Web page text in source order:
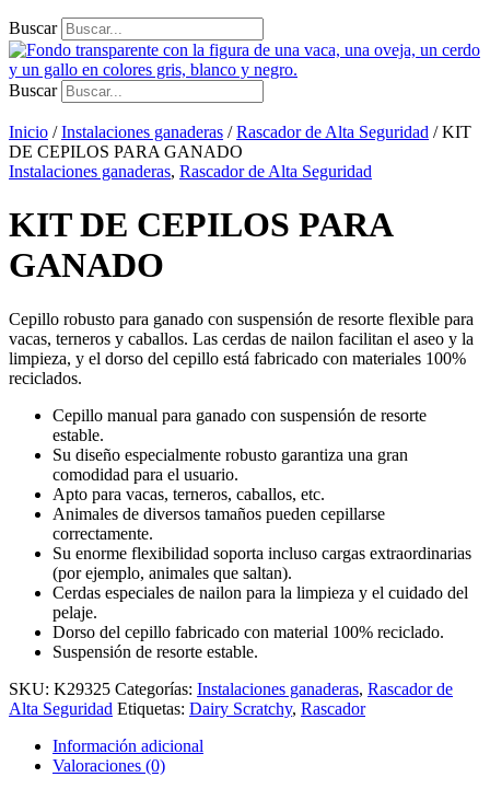
Buscar
Buscar
Inicio /Instalaciones ganaderas /Rascador de Alta Seguridad / KIT
DE CEPILOS PARA GANADO
Instalaciones ganaderas, Rascador de Alta Seguridad
KIT DE CEPILOS PARA
GANADO
Cepillo robusto para ganado con suspensión de resorte flexible para
vacas, terneros y caballos. Las cerdas de nailon facilitan el aseo y la
limpieza, y el dorso del cepillo está fabricado con materiales 100%
reciclados.
Cepillo manual para ganado con suspensión de resorte
estable.
Su diseño especialmente robusto garantiza una gran
comodidad para el usuario.
Apto para vacas, terneros, caballos, etc.
Animales de diversos tamaños pueden cepillarse
correctamente.
Su enorme flexibilidad soporta incluso cargas extraordinarias
(por ejemplo, animales que saltan).
Cerdas especiales de nailon para la limpieza y el cuidado del
pelaje.
Dorso del cepillo fabricado con material 100% reciclado.
Suspensión de resorte estable.
SKU: K29325 Categorías: Instalaciones ganaderas, Rascador de
Alta Seguridad Etiquetas: Dairy Scratchy, Rascador
Información adicional
Valoraciones (0)